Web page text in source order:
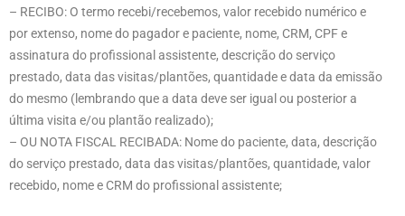
– RECIBO: O termo recebi/recebemos, valor recebido numérico e
por extenso, nome do pagador e paciente, nome, CRM, CPF e
assinatura do profissional assistente, descrição do serviço
prestado, data das visitas/plantões, quantidade e data da emissão
do mesmo (lembrando que a data deve ser igual ou posterior a
última visita e/ou plantão realizado);
– OU NOTA FISCAL RECIBADA: Nome do paciente, data, descrição
do serviço prestado, data das visitas/plantões, quantidade, valor
recebido, nome e CRM do profissional assistente;